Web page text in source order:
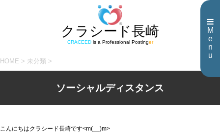
M
e
n
u
クラシード長崎
CRACEEDis a Professional Postinger
HOME > 未分類 >
ソーシャルディスタンス
こんにちはクラシード長崎です<m(__)m>